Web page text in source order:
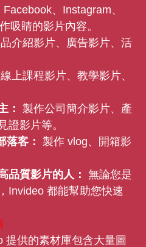
Facebook、Instagram、
吸睛的影片內容。
介紹影片、廣告影片、活
上課程影片、教學影片、
：
製作公司簡介影片、產
證影片等。
落客：
製作 vlog、開箱影
品質影片的人： 無論您是
Invideo 都能幫助您快速
提供的素材庫包含大量圖